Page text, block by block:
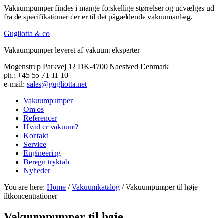
Vakuumpumper findes i mange forskellige størrelser og udvælges ud
fra de specifikationer der er til det pågældende vakuumanlæg.
Gugliotta & co
Vakuumpumper leveret af vakuum eksperter
Mogenstrup Parkvej 12 DK-4700 Naestved Denmark
ph.: +45 55 71 11 10
e-mail: sales@gugliotta.net
Vakuumpumper
Om os
Referencer
Hvad er vakuum?
Kontakt
Service
Engineering
Beregn tryktab
Nyheder
You are here: Home /Vakuumkatalog / Vakuumpumper til høje
iltkoncentrationer